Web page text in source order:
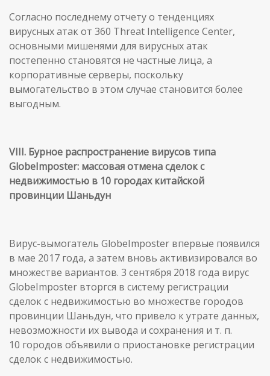
Согласно последнему отчету о тенденциях
вирусных атак от 360 Threat Intelligence Center,
основными мишенями для вирусных атак
постепенно становятся не частные лица, а
корпоративные серверы, поскольку
вымогательство в этом случае становится более
выгодным.
VIII. Бурное распространение вирусов типа
GlobeImposter: массовая отмена сделок с
недвижимостью в 10 городах китайской
провинции Шаньдун
Вирус-вымогатель GlobeImposter впервые появился
в мае 2017 года, а затем вновь активизировался во
множестве вариантов. 3 сентября 2018 года вирус
GlobeImposter вторгся в систему регистрации
сделок с недвижимостью во множестве городов
провинции Шаньдун, что привело к утрате данных,
невозможности их вывода и сохранения и т. п.
10 городов объявили о приостановке регистрации
сделок с недвижимостью.